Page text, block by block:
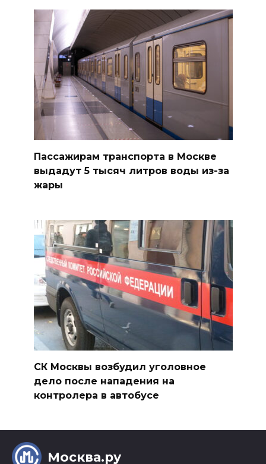
Пассажирам транспорта в Москве
выдадут 5 тысяч литров воды из-за
жары
СК Москвы возбудил уголовное
дело после нападения на
контролера в автобусе
Москва.ру